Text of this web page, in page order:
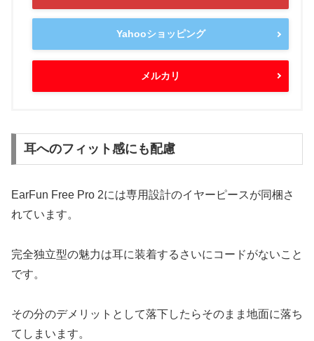
Yahooショッピング
メルカリ
耳へのフィット感にも配慮
EarFun Free Pro 2には専用設計のイヤーピースが同梱さ
れています。
完全独立型の魅力は耳に装着するさいにコードがないこと
です。
その分のデメリットとして落下したらそのまま地面に落ち
てしまいます。